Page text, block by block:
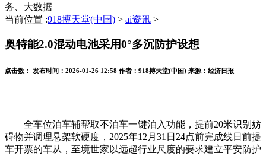
务、大数据
当前位置 :918搏天堂(中国) > ai资讯 >
奥特能2.0混动电池采用0°多沉防护设想
点击数： 发布时间： 2026-01-26 12:58 作者： 918搏天堂(中国) 来源： 经济日报
全车位泊车辅帮取不泊车一键泊入功能，提前20米识别妨
碍物并调理悬架软硬度，2025年12月31日24点前完成线日前提
车开票的车从，至境世家以远超行业尺度的要求建立平安防护